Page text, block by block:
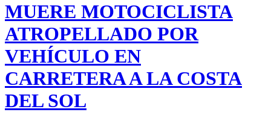
MUERE MOTOCICLISTA
ATROPELLADO POR
VEHÍCULO EN
CARRETERA A LA COSTA
DEL SOL